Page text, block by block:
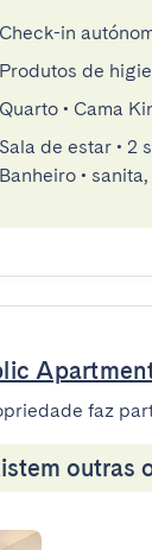
Check-in
Produtos de
Quarto • Cama
Sala de estar • 2
Banheiro •
faz
outras